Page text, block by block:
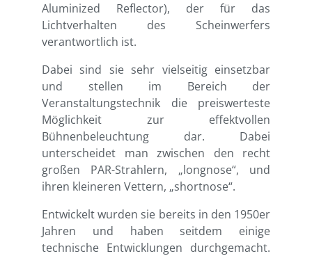
Aluminized Reflector), der für das
Lichtverhalten des Scheinwerfers
verantwortlich ist.
Dabei sind sie sehr vielseitig einsetzbar
und stellen im Bereich der
Veranstaltungstechnik die preiswerteste
Möglichkeit zur effektvollen
Bühnenbeleuchtung dar. Dabei
unterscheidet man zwischen den recht
großen PAR-Strahlern, „longnose“, und
ihren kleineren Vettern, „shortnose“.
Entwickelt wurden sie bereits in den 1950er
Jahren und haben seitdem einige
technische Entwicklungen durchgemacht.